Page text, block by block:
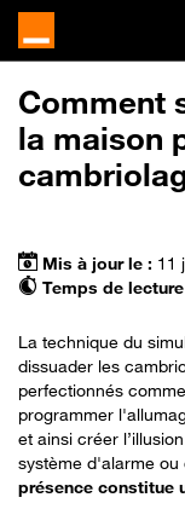
Comment
la maison
Mis à jour le : 11
Temps de
La technique du
dissuader les
perfectionnés
programmer
et ainsi créer
système d'alarme ou
présence constitue